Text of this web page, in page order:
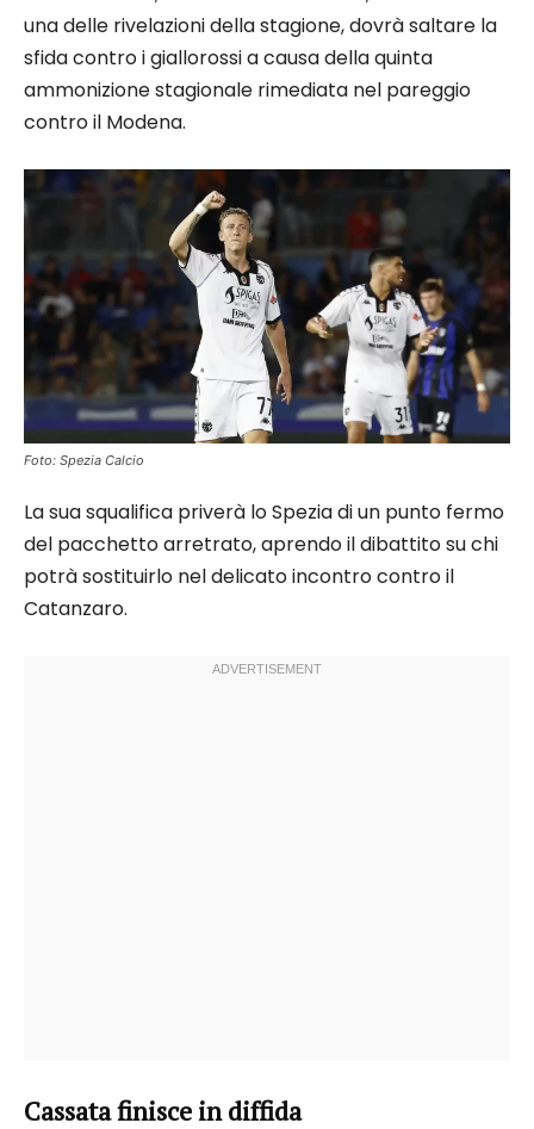
una delle rivelazioni della stagione, dovrà saltare la
sfida contro i giallorossi a causa della quinta
ammonizione stagionale rimediata nel pareggio
contro il Modena.
Foto: Spezia Calcio
La sua squalifica priverà lo Spezia di un punto fermo
del pacchetto arretrato, aprendo il dibattito su chi
potrà sostituirlo nel delicato incontro contro il
Catanzaro.
Cassata finisce in diffida